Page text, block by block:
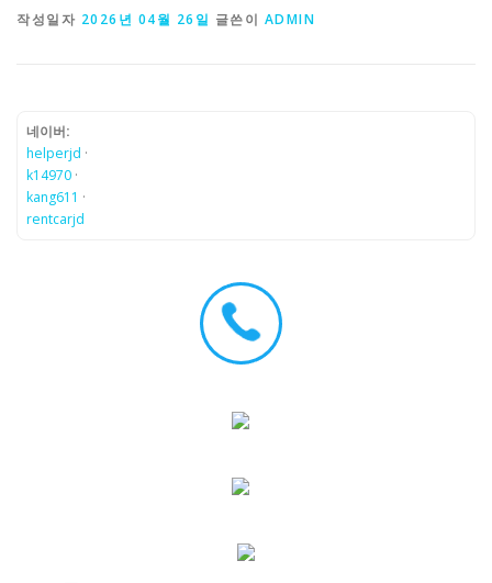
작성일자 2026년 04월 26일 글쓴이 ADMIN
네이버:
helperjd ·
k14970 ·
kang611 ·
rentcarjd